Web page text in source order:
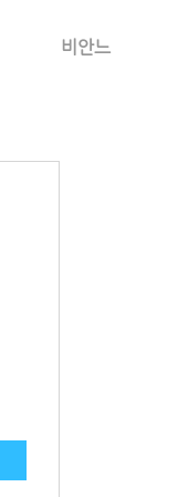
비안느